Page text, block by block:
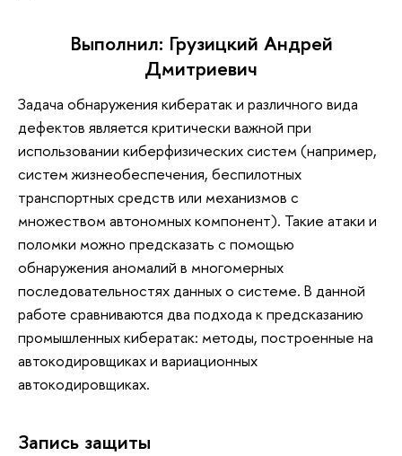
Выполнил: Грузицкий Андрей
Дмитриевич
Задача обнаружения кибератак и различного вида
дефектов является критически важной при
использовании киберфизических систем (например,
систем жизнеобеспечения, беспилотных
транспортных средств или механизмов с
множеством автономных компонент). Такие атаки и
поломки можно предсказать с помощью
обнаружения аномалий в многомерных
последовательностях данных о системе. В данной
работе сравниваются два подхода к предсказанию
промышленных кибератак: методы, построенные на
автокодировщиках и вариационных
автокодировщиках.
Запись защиты